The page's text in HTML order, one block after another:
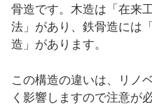
骨造です。木造は「在来
法」があり、鉄骨造には
造」があります。
この構造の違いは、リノ
く影響しますので注意が